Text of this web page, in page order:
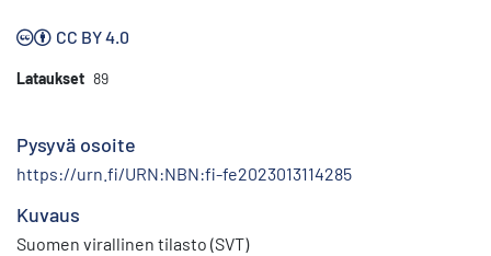
CC BY 4.0
Lataukset 89
Pysyvä osoite
https://urn.fi/URN:NBN:fi-fe2023013114285
Kuvaus
Suomen virallinen tilasto (SVT)